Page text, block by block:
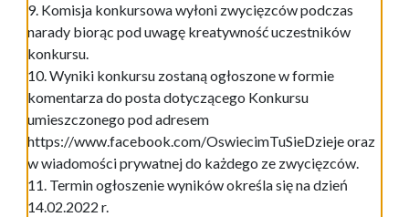
9. Komisja konkursowa wyłoni zwycięzców podczas
narady biorąc pod uwagę kreatywność uczestników
konkursu.
10. Wyniki konkursu zostaną ogłoszone w formie
komentarza do posta dotyczącego Konkursu
umieszczonego pod adresem
https://www.facebook.com/OswiecimTuSieDzieje oraz
w wiadomości prywatnej do każdego ze zwycięzców.
11. Termin ogłoszenie wyników określa się na dzień
14.02.2022 r.